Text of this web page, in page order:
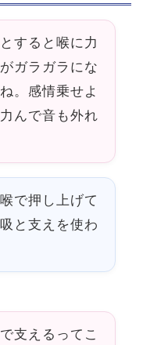
すると喉に力
ガラガラにな
。感情乗せよ
んで音も外れ
で押し上げて
と支えを使わ
支えるってこ